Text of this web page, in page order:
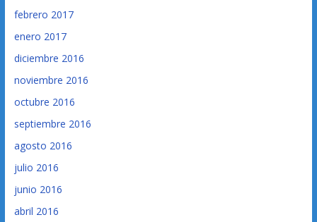
febrero 2017
enero 2017
diciembre 2016
noviembre 2016
octubre 2016
septiembre 2016
agosto 2016
julio 2016
junio 2016
abril 2016